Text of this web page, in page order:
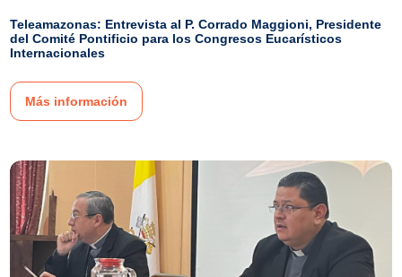
Teleamazonas: Entrevista al P. Corrado Maggioni, Presidente
del Comité Pontificio para los Congresos Eucarísticos
Internacionales
Más información